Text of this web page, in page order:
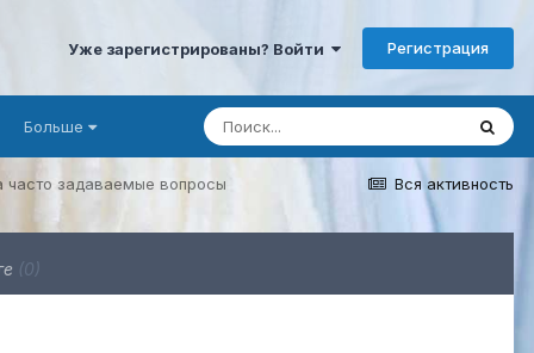
Уже зарегистрированы? Войти Регистрация
Больше
Вся активность
часто задаваемые вопросы
(0)